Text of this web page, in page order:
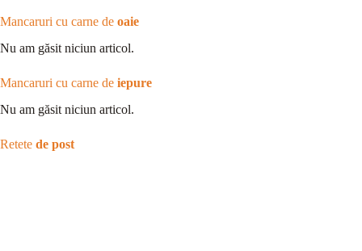
Mancaruri cu carne de oaie
Nu am găsit niciun articol.
Mancaruri cu carne de iepure
Nu am găsit niciun articol.
Retete de post